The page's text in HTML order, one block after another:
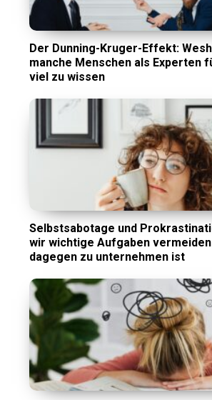
Der Dunning-Kruger-Effekt:
manche Menschen als Experten
viel zu wissen
Selbstsabotage und
wir wichtige Aufgaben vermeiden
dagegen zu unternehmen ist